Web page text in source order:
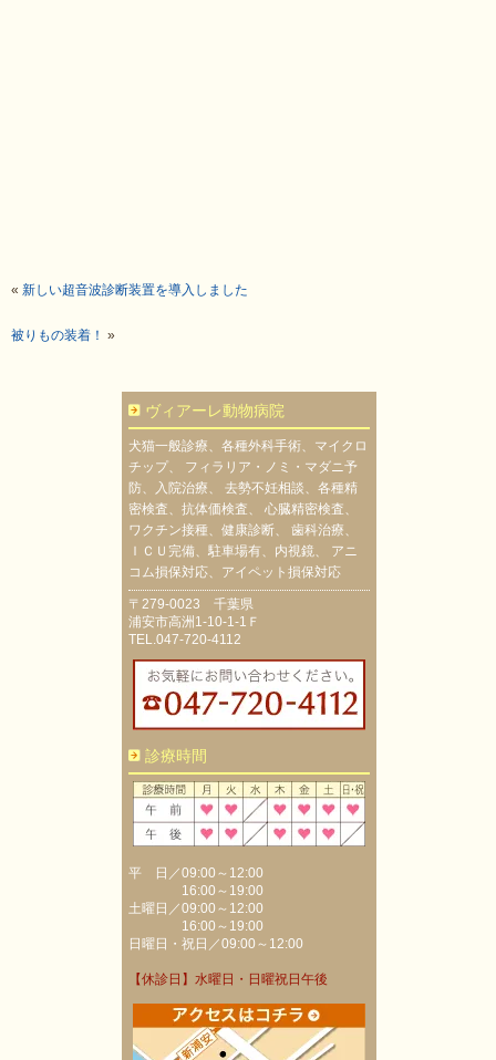
« 新しい超音波診断装置を導入しました
被りもの装着！ »
ヴィアーレ動物病院
犬猫一般診療、各種外科手術、マイクロ
チップ、 フィラリア・ノミ・マダニ予
防、入院治療、 去勢不妊相談、各種精
密検査、抗体価検査、 心臓精密検査、
ワクチン接種、健康診断、 歯科治療、
ＩＣＵ完備、駐車場有、内視鏡、 アニ
コム損保対応、アイペット損保対応
〒279-0023 千葉県
浦安市高洲1-10-1-1Ｆ
TEL.047-720-4112
診療時間
平 日／09:00～12:00
16:00～19:00
土曜日／09:00～12:00
16:00～19:00
日曜日・祝日／09:00～12:00
【休診日】水曜日・日曜祝日午後